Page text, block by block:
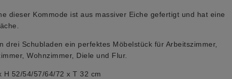
dieser Kommode ist aus massiver Eiche gefertigt und hat eine
drei Schubladen ein perfektes Möbelstück für Arbeitszimmer,
Wohnzimmer, Diele und Flur.
H 52/54/57/64/72 x T 32 cm